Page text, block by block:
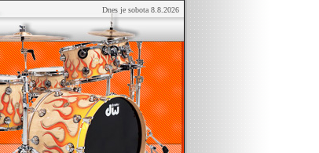
Dnes je sobota 8.8.2026